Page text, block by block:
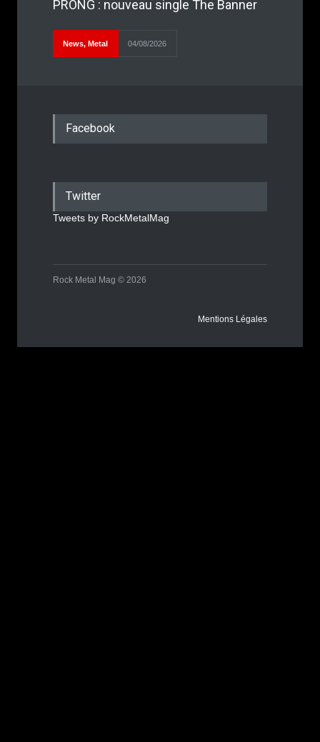
PRONG : nouveau single The Banner
News, Metal 04/08/2026
Facebook
Twitter
Tweets by RockMetalMag
Rock Metal Mag © 2026
Mentions Légales